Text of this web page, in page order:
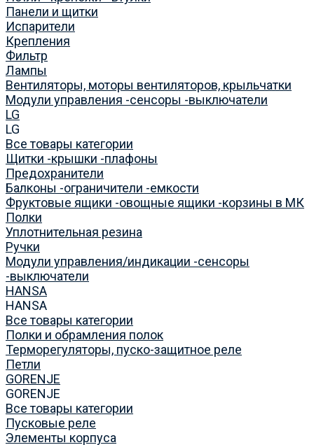
Панели и щитки
Испарители
Крепления
Фильтр
Лампы
Вентиляторы, моторы вентиляторов, крыльчатки
Модули управления -сенсоры -выключатели
LG
LG
Все товары категории
Щитки -крышки -плафоны
Предохранители
Балконы -ограничители -емкости
Фруктовые ящики -овощные ящики -корзины в МК
Полки
Уплотнительная резина
Ручки
Модули управления/индикации -сенсоры
-выключатели
HANSA
HANSA
Все товары категории
Полки и обрамления полок
Терморегуляторы, пуско-защитное реле
Петли
GORENJE
GORENJE
Все товары категории
Пусковые реле
Элементы корпуса